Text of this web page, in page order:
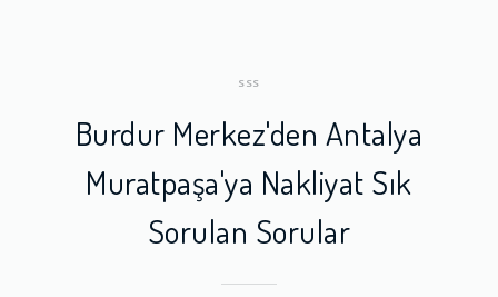
SSS
Burdur Merkez'den Antalya
Muratpaşa'ya Nakliyat Sık
Sorulan Sorular